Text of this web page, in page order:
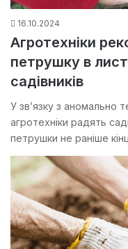
16.10.2024
Агротехніки
петрушку в
садівників
У зв’язку з аномально
агротехніки радять
петрушки не раніше